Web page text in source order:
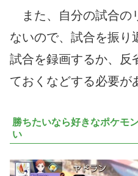
また、自分の試合の
ないので、試合を振り
試合を録画するか、反
ておくなどする必要が
勝ちたいなら好きなポケモ
い